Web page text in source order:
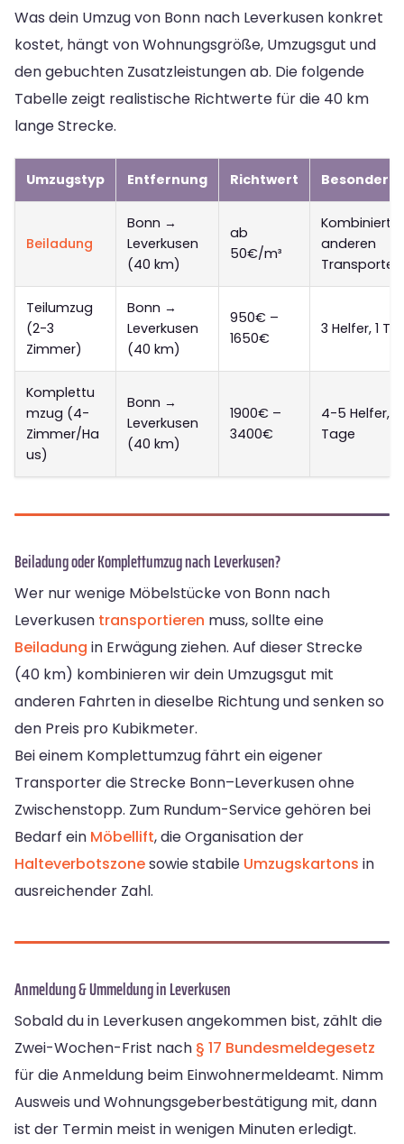
Was dein Umzug von Bonn nach Leverkusen konkret
kostet, hängt von Wohnungsgröße, Umzugsgut und
den gebuchten Zusatzleistungen ab. Die folgende
Tabelle zeigt realistische Richtwerte für die 40 km
lange Strecke.
Umzugstyp Entfernung Richtwert
Beiladung
Bonn →
Leverkusen
(40 km)
ab
50€/m³
Kombiniert
anderen
Transporten
Teilumzug
(2-3
Zimmer)
Bonn →
Leverkusen
(40 km)
950€ –
1650€
3 Helfer, 1
Komplettu
mzug (4-
Zimmer/Ha
us)
Bonn →
Leverkusen
(40 km)
1900€ –
3400€
4-5 Helfer,
Tage
Beiladung oder Komplettumzug nach Leverkusen?
Wer nur wenige Möbelstücke von Bonn nach
Leverkusen transportieren muss, sollte eine
Beiladung in Erwägung ziehen. Auf dieser Strecke
(40 km) kombinieren wir dein Umzugsgut mit
anderen Fahrten in dieselbe Richtung und senken so
den Preis pro Kubikmeter.
Bei einem Komplettumzug fährt ein eigener
Transporter die Strecke Bonn–Leverkusen ohne
Zwischenstopp. Zum Rundum-Service gehören bei
Bedarf ein Möbellift, die Organisation der
Halteverbotszonesowie stabile Umzugskartons in
ausreichender Zahl.
Anmeldung & Ummeldung in Leverkusen
Sobald du in Leverkusen angekommen bist, zählt die
Zwei-Wochen-Frist nach § 17 Bundesmeldegesetz
für die Anmeldung beim Einwohnermeldeamt. Nimm
Ausweis und Wohnungsgeberbestätigung mit, dann
ist der Termin meist in wenigen Minuten erledigt.